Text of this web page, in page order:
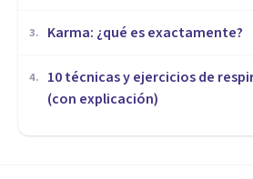
3. ​Karma: ¿qué es exactamente?
4.
10 técnicas y ejercicios de
(con explicación)